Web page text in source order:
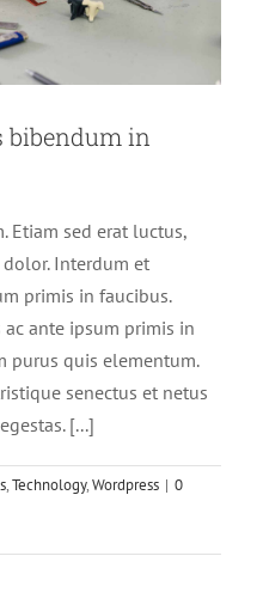
bibendum in
Etiam sed erat luctus,
Interdum et
primis in faucibus.
ante ipsum primis in
purus quis elementum.
senectus et netus
[...]
,Technology,Wordpress | 0